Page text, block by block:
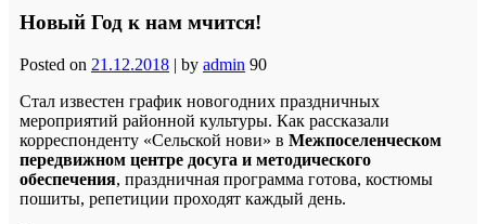
Новый Год к нам мчится!
Posted on 21.12.2018 | by admin 90
Стал известен график новогодних праздничных
мероприятий районной культуры. Как рассказали
корреспонденту «Сельской нови» в Межпоселенческом
передвижном центре досуга и методического
обеспечения, праздничная программа готова, костюмы
пошиты, репетиции проходят каждый день.